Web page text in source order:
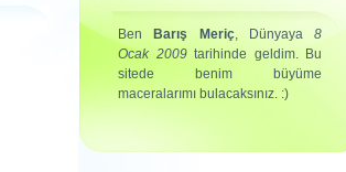
Ben Barış Meriç, Dünyaya 8
Ocak 2009tarihinde geldim. Bu
sitede benim büyüme
maceralarımı bulacaksınız. :)